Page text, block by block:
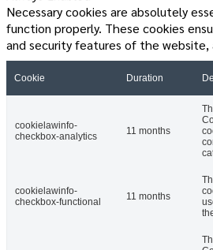
Necessary cookies are absolutely
function properly. These cookies
and security features of the website,
Cookie Duration
cookielawinfo-
checkbox-analytics
11 months
cookielawinfo-
checkbox-functional
11 months